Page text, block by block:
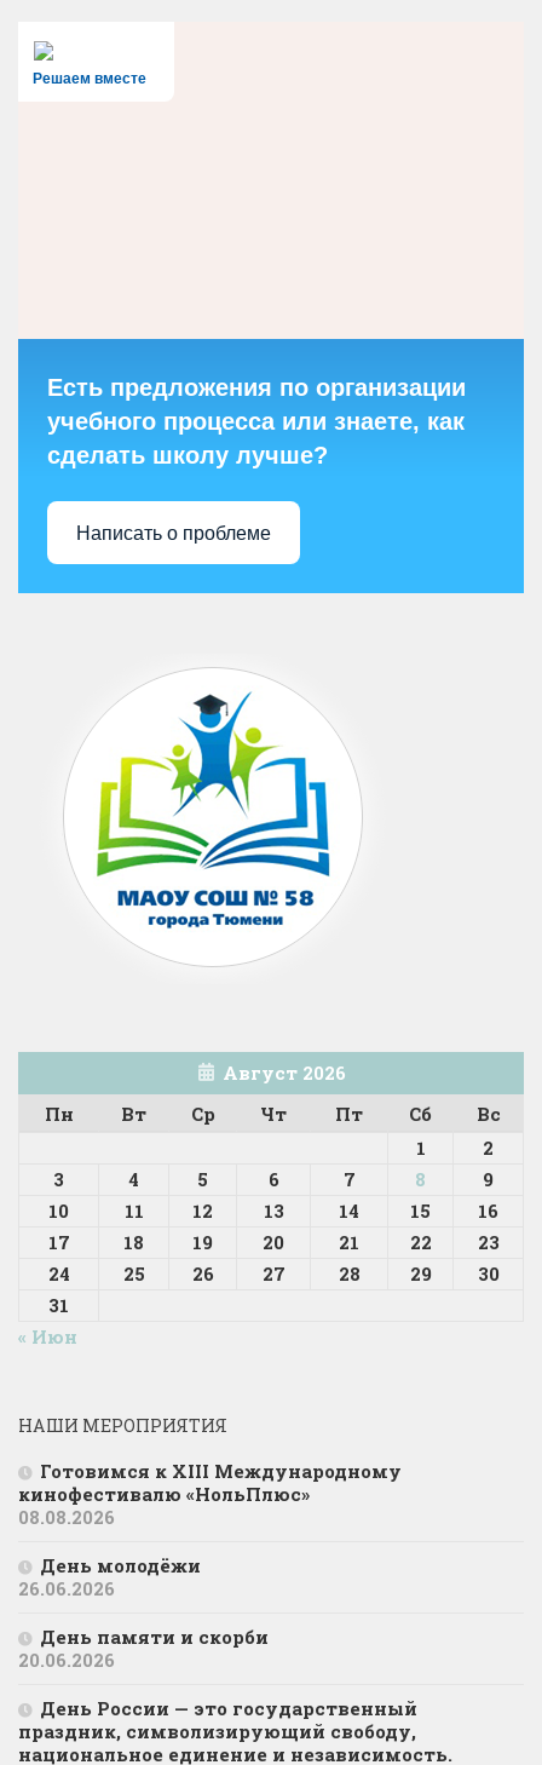
Решаем вместе
Есть предложения по организации
учебного процесса или знаете, как
сделать школу лучше?
Написать о проблеме
Август 2026
Пн
Вт Ср Чт Пт Сб
Вс
1
2
3
4 5 6 7 8
9
10
11 12 13 14 15
16
17
18 19 20 21 22
23
24
25 26 27 28 29
30
31
« Июн
НАШИ МЕРОПРИЯТИЯ
Готовимся к XIII Международному
кинофестивалю «НольПлюс»
08.08.2026
День молодёжи
26.06.2026
День памяти и скорби
20.06.2026
День России — это государственный
праздник, символизирующий свободу,
национальное единение и независимость.